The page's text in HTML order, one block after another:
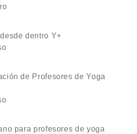
dentro Y+
de Profesores de Yoga
para profesores de yoga